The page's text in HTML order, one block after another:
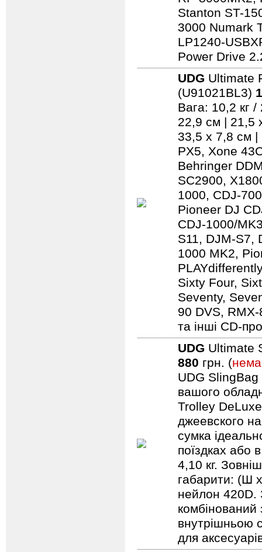
Stanton ST-
3000 Numark
LP1240-
Power Drive
UDG Ultimate
(U91021BL3)
Вага: 10,2 кг
22,9 см | 21,5
33,5 x 7,8 см |
PX5, Xone
Behringer
SC2900,
1000, CDJ-
Pioneer DJ
CDJ-1000/
S11, DJM-S7,
1000 MK2,
Sixty Four,
Seventy,
90 DVS,
та інші CD-
UDG Ultimate
880 грн. (
UDG SlingBag
вашого
Trolley DeLuxe
джеевского
сумка
поїздках або
4,10 кг.
габарити: (Ш
нейлон 420D.
внутрішньою
для